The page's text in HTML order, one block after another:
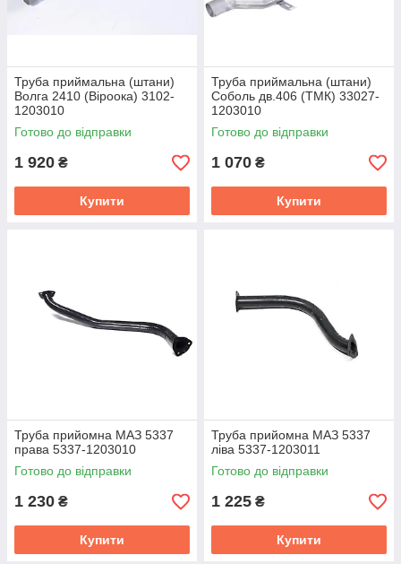
Труба приймальна (штани)
Волга 2410 (Вiроока) 3102-
1203010
Готово до відправки
1 920 ₴
Купити
Труба приймальна (штани)
Соболь дв.406 (ТМК) 33027-
1203010
Готово до відправки
1 070 ₴
Купити
Труба прийомна МАЗ 5337
права 5337-1203010
Готово до відправки
1 230 ₴
Купити
Труба прийомна МАЗ 5337
ліва 5337-1203011
Готово до відправки
1 225 ₴
Купити